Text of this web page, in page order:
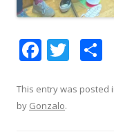
F
e
b
T
itt
This entry was posted
by Gonzalo.